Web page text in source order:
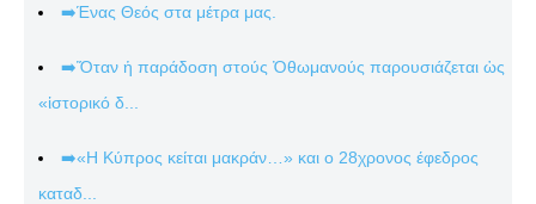
➡️Ένας Θεός στα μέτρα μας.
➡️Ὅταν ἡ παράδοση στούς Ὀθωμανούς παρουσιάζεται ὡς
«ἱστορικό δ...
➡️«Η Κύπρος κείται μακράν…» και ο 28χρονος έφεδρος
καταδ...